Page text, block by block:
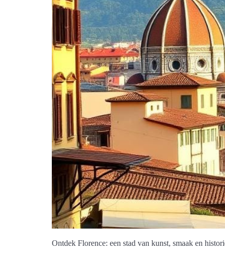
Ontdek Florence: een stad van kunst, smaak en